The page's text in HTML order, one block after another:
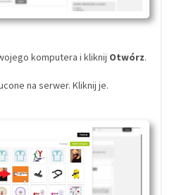
komputera i kliknij Otwórz.
na serwer. Kliknij je.